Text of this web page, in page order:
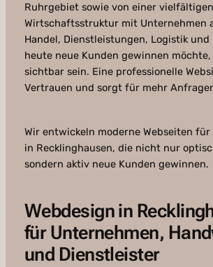
Ruhrgebiet sowie von einer vielfältigen
Wirtschaftsstruktur mit Unternehmen
Handel, Dienstleistungen, Logistik und
heute neue Kunden gewinnen
sichtbar sein. Eine professionelle
Vertrauen und sorgt für mehr
Wir entwickeln moderne Webseiten
in Recklinghausen, die nicht nur
sondern aktiv neue Kunden gewinnen.
Webdesign in
für Unternehmen,
und Dienstleister